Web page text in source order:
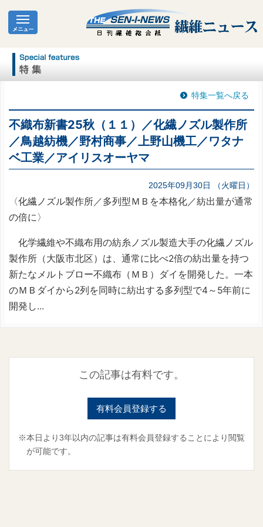
特集一覧へ戻る
不織布新書25秋（１１）／化繊ノズル製作所
／鳥越紡機／野村商事／上野山機工／ワタナ
ベ工業／アイリスオーヤマ
2025年09月30日 （火曜日）
〈化繊ノズル製作所／多列型ＭＢを本格化／紡出量が通常
の倍に〉
化学繊維や不織布用の紡糸ノズル製造大手の化繊ノズル
製作所（大阪市北区）は、通常に比べ2倍の紡出量を持つ
新たなメルトブロー不織布（ＭＢ）ダイを開発した。一本
のＭＢダイから2列を同時に紡出する多列型で4～5年前に
開発し...
この記事は有料です。
有料会員登録する
※本日より3年以内の記事は有料会員登録することにより閲覧
が可能です。